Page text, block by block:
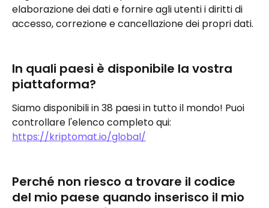
elaborazione dei dati e fornire agli utenti i diritti di
accesso, correzione e cancellazione dei propri dati.
In quali paesi è disponibile la vostra
piattaforma?
Siamo disponibili in 38 paesi in tutto il mondo! Puoi
controllare l'elenco completo qui:
https://kriptomat.io/global/
Perché non riesco a trovare il codice
del mio paese quando inserisco il mio